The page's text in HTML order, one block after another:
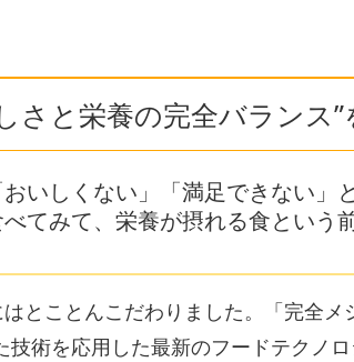
さと栄養の完全バランス”
いしくない」「満足できない」
てみて、栄養が摂れる食という
とことんこだわりました。「完全メ
術を応用した最新のフードテクノ